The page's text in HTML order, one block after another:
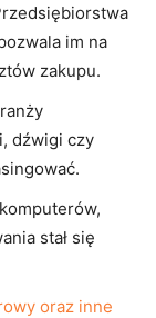
im na
zakupu.
dźwigi ⁤czy‌
stał się
oraz⁣ inne